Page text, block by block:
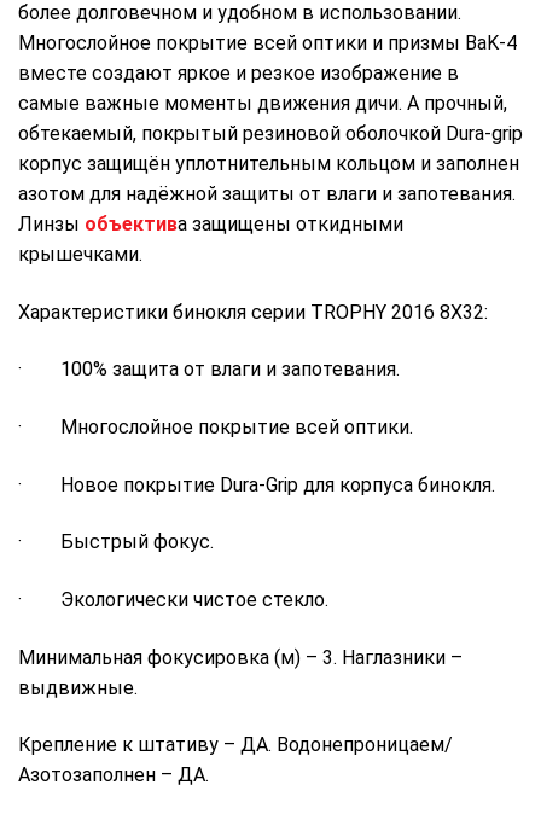
более долговечном и удобном в использовании.
Многослойное покрытие всей оптики и призмы BaK-4
вместе создают яркое и резкое изображение в
самые важные моменты движения дичи. А прочный,
обтекаемый, покрытый резиновой оболочкой Dura-grip
корпус защищён уплотнительным кольцом и заполнен
азотом для надёжной защиты от влаги и запотевания.
Линзы объектива защищены откидными
крышечками.
Характеристики бинокля серии TROPHY 2016 8X32:
· 100% защита от влаги и запотевания.
· Многослойное покрытие всей оптики.
· Новое покрытие Dura-Grip для корпуса бинокля.
· Быстрый фокус.
· Экологически чистое стекло.
Минимальная фокусировка (м) – 3. Наглазники –
выдвижные.
Крепление к штативу – ДА. Водонепроницаем/
Азотозаполнен – ДА.